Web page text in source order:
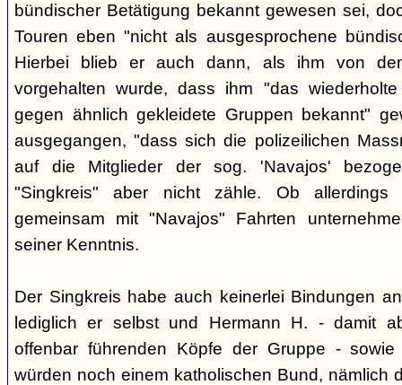
bündischer Betätigung bekannt gewesen sei,
Touren eben "nicht als ausgesprochene
Hierbei blieb er auch dann, als ihm von
vorgehalten wurde, dass ihm "das
gegen ähnlich gekleidete Gruppen bekannt"
ausgegangen, "dass sich die polizeilichen
auf die Mitglieder der sog. 'Navajos'
"Singkreis" aber nicht zähle. Ob allerdings
gemeinsam mit "Navajos" Fahrten
seiner Kenntnis.
Der Singkreis habe auch keinerlei Bindungen
lediglich er selbst und Hermann H. - damit
offenbar führenden Köpfe der Gruppe -
würden noch einem katholischen Bund, nämlich